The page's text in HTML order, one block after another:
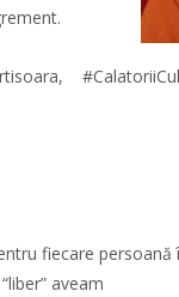
fiecare persoană
aveam